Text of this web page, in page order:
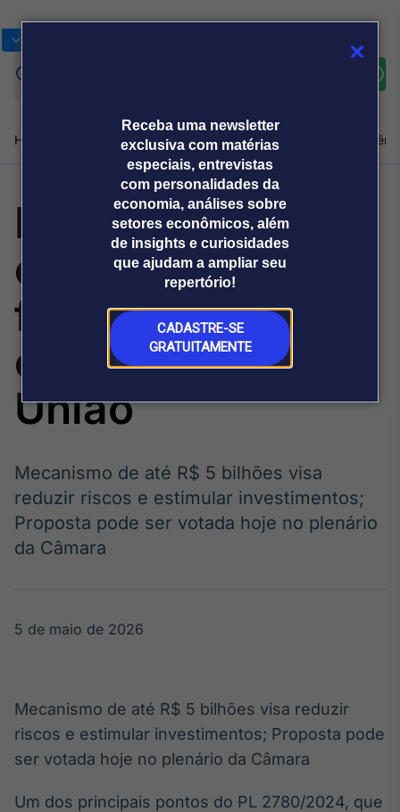
Receba uma newsletter
exclusiva com matérias
especiais, entrevistas
com personalidades da
economia, análises sobre
setores econômicos, além
de insights e curiosidades
que ajudam a ampliar seu
repertório!
CADASTRE-SE
GRATUITAMENTE
Home Produtos e soluçõesNotíciasBlogWeekend
Plataformas
Broadcast
Broadcast+
O mercado
financeiro em
tempo real
Broadcast
Broadcast
O setor de
energia elétrica
no Brasil
Broadcast
Sobre nós Releases Broadcast
Prêmio Broadcast
Analistas
Prêmio Broadcast
Empresas
Agências de
comunicação
Releases
PL dos minerais
críticos propõe
fundo garantidor
com R$ 2 bi da
União
Mecanismo de até R$ 5 bilhões visa
reduzir riscos e estimular investimentos;
Proposta pode ser votada hoje no plenário
da Câmara
5 de maio de 2026
Mecanismo de até R$ 5 bilhões visa reduzir
riscos e estimular investimentos; Proposta pode
ser votada hoje no plenário da Câmara
Um dos principais pontos do PL 2780/2024, que